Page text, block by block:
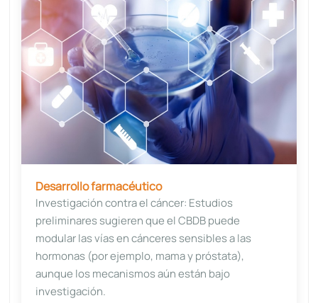
Desarrollo farmacéutico
Investigación contra el cáncer: Estudios
preliminares sugieren que el CBDB puede
modular las vías en cánceres sensibles a las
hormonas (por ejemplo, mama y próstata),
aunque los mecanismos aún están bajo
investigación.